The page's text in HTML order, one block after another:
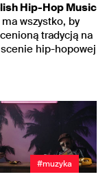
Hip-Hop Music
ma wszystko, by
tradycją na
hip-hopowej
#muzyka